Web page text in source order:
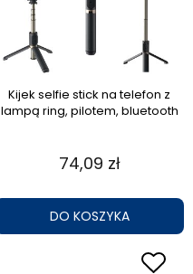
Kijek selfie stick na telefon z
lampą ring, pilotem, bluetooth
74,09 zł
DO KOSZYKA